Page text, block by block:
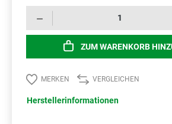
ZUM WARENKORB
MERKEN VERGLEICHEN
Herstellerinformationen